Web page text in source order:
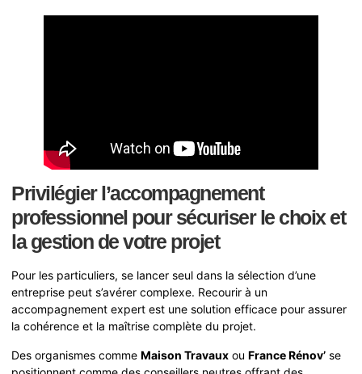
Privilégier l’accompagnement
professionnel pour sécuriser le choix et
la gestion de votre projet
Pour les particuliers, se lancer seul dans la sélection d’une
entreprise peut s’avérer complexe. Recourir à un
accompagnement expert est une solution efficace pour assurer
la cohérence et la maîtrise complète du projet.
Des organismes comme Maison Travaux ou France Rénov’ se